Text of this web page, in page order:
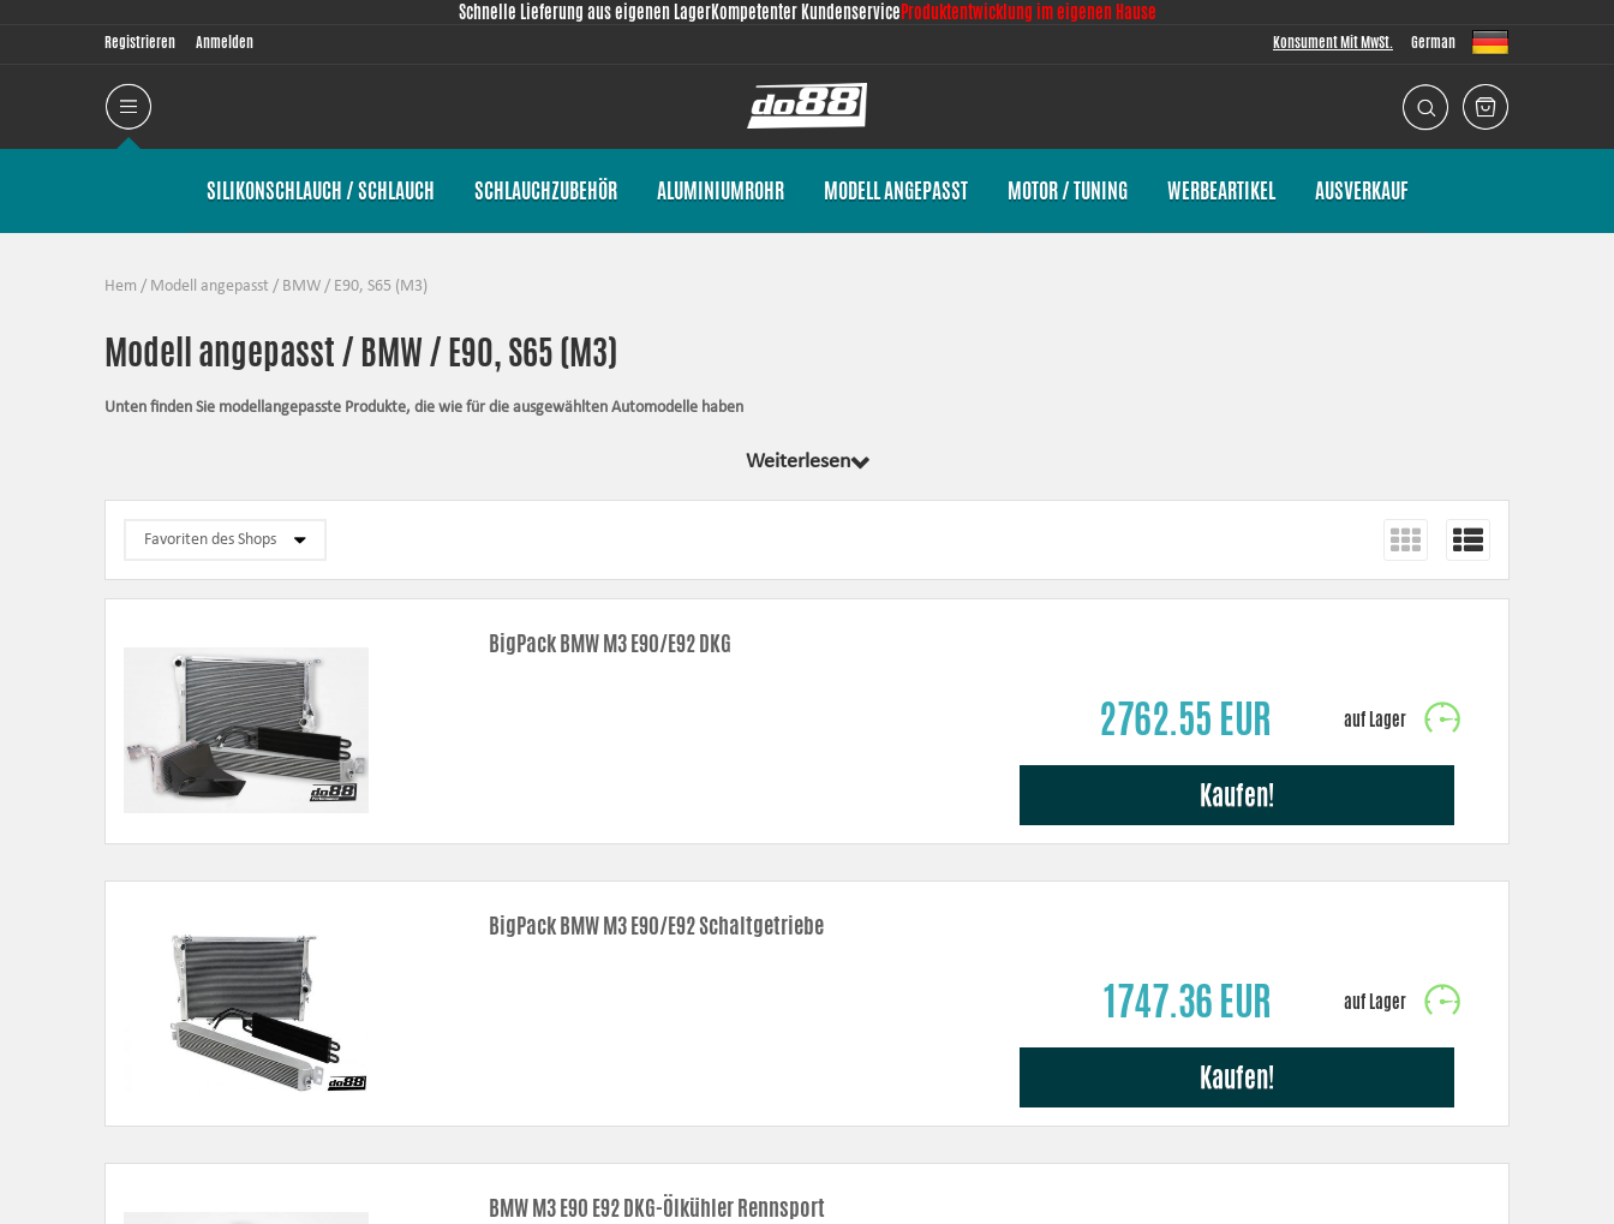
Schnelle Lieferung aus eigenen LagerKompetenter KundenserviceProduktentwicklung im eigenen Hause
Registrieren Anmelden Konsument Mit MwSt. German
SILIKONSCHLAUCH / SCHLAUCH SCHLAUCHZUBEHÖR ALUMINIUMROHR MODELL ANGEPASST MOTOR / TUNING WERBEARTIKEL AUSVERKAUF
Hem / Modell angepasst / BMW / E90, S65 (M3)
Modell angepasst / BMW / E90, S65 (M3)
Unten finden Sie modellangepasste Produkte, die wie für die ausgewählten Automodelle haben
Alle Produkte in dieser Kategorie haben gemeinsam, dass sie passend für Ihr Auto komplett von uns entwickelt wurden. Egal was wir entwickeln, ist es für uns immer von größter Bedeutung, dass die Passform
so gut wie überhaupt möglich ist. Die Artikel enthalten immer alles, was für die Montage notwendig ist.
Rohrkit– verbesserter Durchfluss, niedrigerer Druckverlust und weichere Radien geben bessere Gasresponse.
– größeres Volumen und Kühlbereich wirken dem Überhitzen entgegen.
Luftfilterabschirmung– entwickelt mit Abdichtungen, um den Bereich um den Luftfilter gut abzuschirmen.
Weiterlesen
BigPack BMW M3 E90/E92 DKG
2762.55 EUR
Kaufen!
BigPack BMW M3 E90/E92 Schaltgetriebe
1747.36 EUR
Kaufen!
BMW M3 E90 E92 DKG-Ölkühler Rennsport